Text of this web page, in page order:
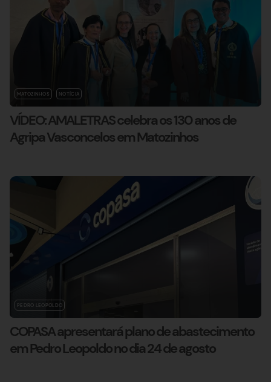
MATOZINHOS NOTÍCIA
VÍDEO: AMALETRAS celebra os 130 anos de
Agripa Vasconcelos em Matozinhos
PEDRO LEOPOLDO
COPASA apresentará plano de abastecimento
em Pedro Leopoldo no dia 24 de agosto